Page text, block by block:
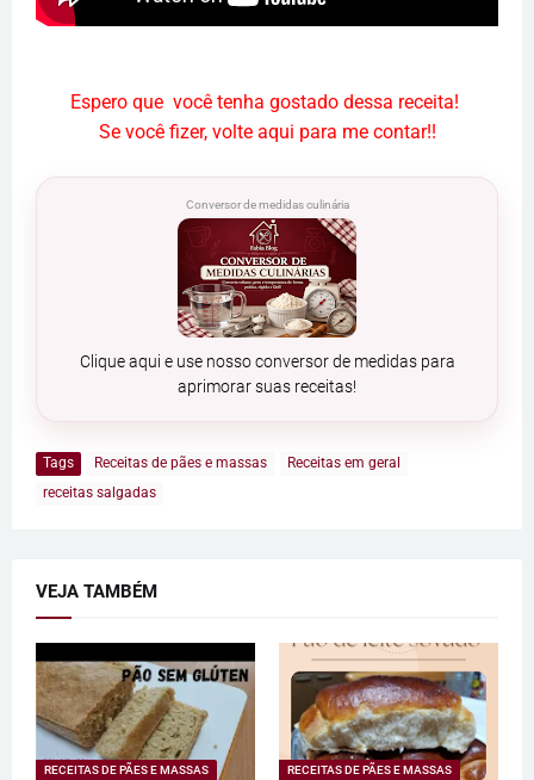
Espero que você tenha gostado dessa receita!
Se você fizer, volte aqui para me contar!!
Conversor de medidas culinária
Clique aqui e use nosso conversor de medidas para
aprimorar suas receitas!
Tags Receitas de pães e massas
Receitas em geral
receitas salgadas
VEJA TAMBÉM
RECEITAS DE PÃES E MASSAS RECEITAS DE PÃES E MASSAS